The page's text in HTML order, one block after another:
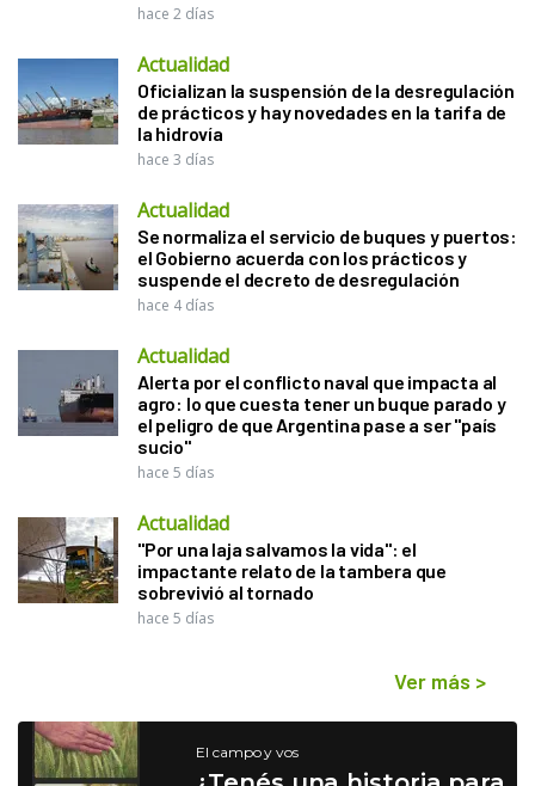
hace 2 días
Actualidad
Oficializan la suspensión de la desregulación
de prácticos y hay novedades en la tarifa de
la hidrovía
hace 3 días
Actualidad
Se normaliza el servicio de buques y puertos:
el Gobierno acuerda con los prácticos y
suspende el decreto de desregulación
hace 4 días
Actualidad
Alerta por el conflicto naval que impacta al
agro: lo que cuesta tener un buque parado y
el peligro de que Argentina pase a ser "país
sucio"
hace 5 días
Actualidad
"Por una laja salvamos la vida": el
impactante relato de la tambera que
sobrevivió al tornado
hace 5 días
Ver más >
El campo y vos